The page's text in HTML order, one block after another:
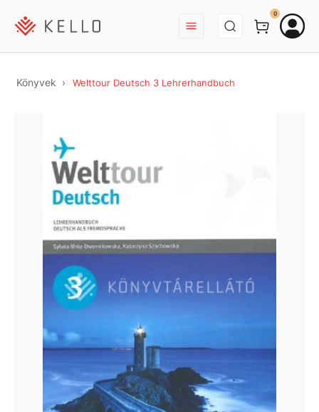
BEJELENTKEZÉS
0
Könyvek Welttour Deutsch 3 Lehrerhandbuch